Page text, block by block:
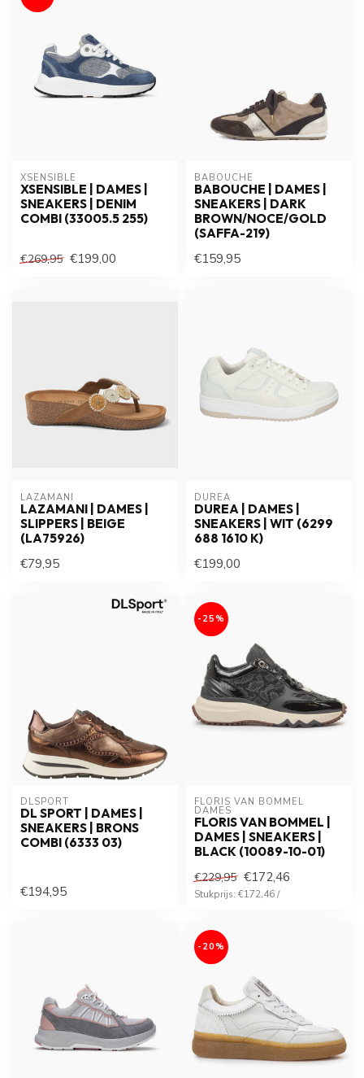
XSENSIBLE
XSENSIBLE | DAMES |
SNEAKERS | DENIM
COMBI (33005.5 255)
€269,95 €199,00
BABOUCHE
BABOUCHE | DAMES |
SNEAKERS | DARK
BROWN/NOCE/GOLD
(SAFFA-219)
€159,95
LAZAMANI
LAZAMANI | DAMES |
SLIPPERS | BEIGE
(LA75926)
€79,95
DUREA
DUREA | DAMES |
SNEAKERS | WIT (6299
688 1610 K)
€199,00
DLSPORT
DL SPORT | DAMES |
SNEAKERS | BRONS
COMBI (6333 03)
€194,95
-25%
FLORIS VAN BOMMEL
DAMES
FLORIS VAN BOMMEL |
DAMES | SNEAKERS |
BLACK (10089-10-01)
€229,95 €172,46
Stukprijs: €172,46 /
-20%